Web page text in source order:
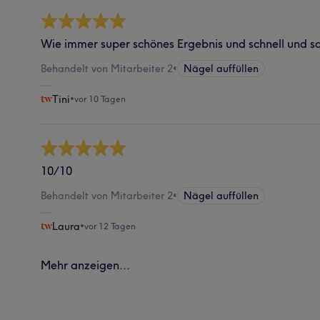
Wie immer super schönes Ergebnis und schnell und
Behandelt von Mitarbeiter 2• Nägel auffüllen
Tini•vor 10 Tagen
10/10
Behandelt von Mitarbeiter 2• Nägel auffüllen
Laura•vor 12 Tagen
Mehr anzeigen...